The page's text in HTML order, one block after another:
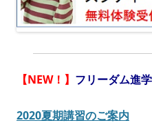
【NEW！】 フリーダム進
2020夏期講習のご案内